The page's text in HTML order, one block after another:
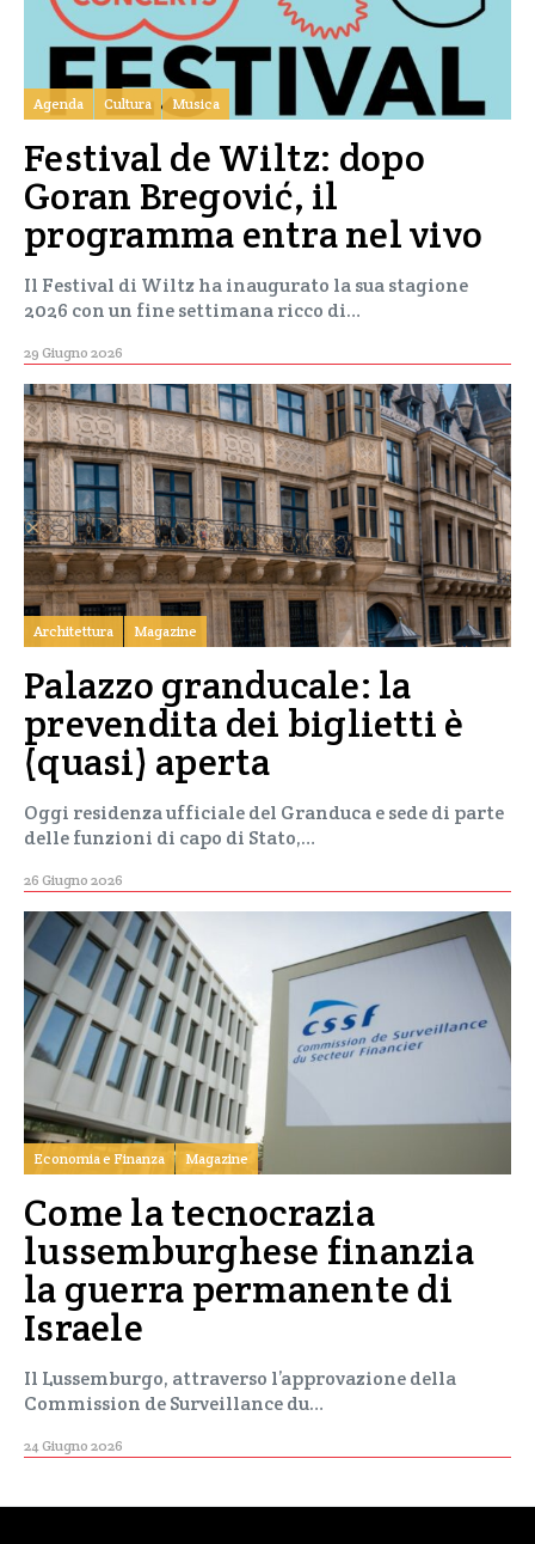
Agenda Cultura Musica
Festival de Wiltz: dopo
Goran Bregović, il
programma entra nel vivo
Il Festival di Wiltz ha inaugurato la sua stagione
2026 con un fine settimana ricco di…
29 Giugno 2026
Architettura Magazine
Palazzo granducale: la
prevendita dei biglietti è
(quasi) aperta
Oggi residenza ufficiale del Granduca e sede di parte
delle funzioni di capo di Stato,…
26 Giugno 2026
Economia e Finanza Magazine
Come la tecnocrazia
lussemburghese finanzia
la guerra permanente di
Israele
Il Lussemburgo, attraverso l’approvazione della
Commission de Surveillance du…
24 Giugno 2026